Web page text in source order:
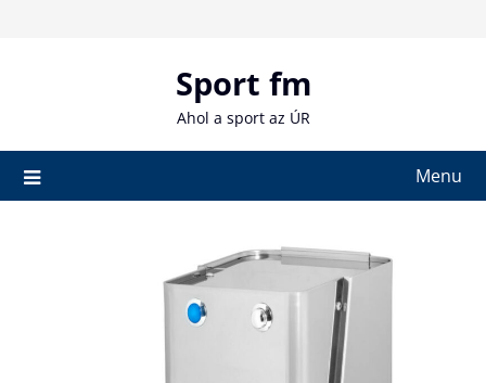
Sport fm
Ahol a sport az ÚR
Menu